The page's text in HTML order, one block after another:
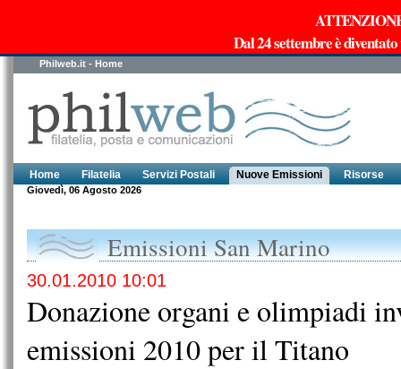
Dal 24 settembre è
Philweb.it - Home
Home Filatelia Servizi Postali Nuove Emissioni Risorse
Giovedì, 06 Agosto 2026
Emissioni San Marino
30.01.2010 10:01
Donazione organi e olimpiadi
emissioni 2010 per il Titano